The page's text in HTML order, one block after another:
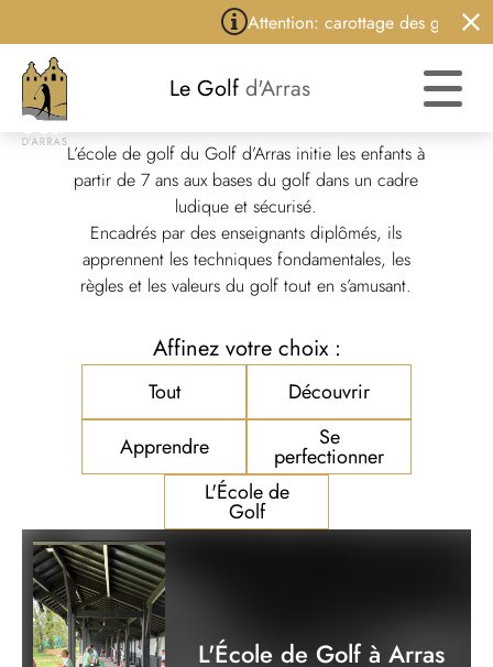
Attention: carottage des greens
Le Golfd'Arras
L'École de Golf
L’école de golf du Golf d’Arras initie les enfants à
partir de 7 ans aux bases du golf dans un cadre
ludique et sécurisé.
Encadrés par des enseignants diplômés, ils
apprennent les techniques fondamentales, les
règles et les valeurs du golf tout en s’amusant.
Affinez votre choix :
Tout
Découvrir
Apprendre
Se
perfectionner
L'École de
Golf
L'École de Golf à Arras